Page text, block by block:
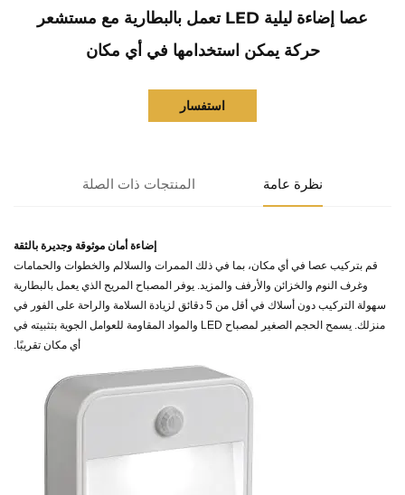
عصا إضاءة ليلية LED تعمل بالبطارية مع مستشعر
حركة يمكن استخدامها في أي مكان
استفسار
نظرة عامة المنتجات ذات الصلة
إضاءة أمان موثوقة وجديرة بالثقة
قم بتركيب عصا في أي مكان، بما في ذلك الممرات والسلالم والخطوات والحمامات
وغرف النوم والخزائن والأرفف والمزيد. يوفر المصباح المريح الذي يعمل بالبطارية
سهولة التركيب دون أسلاك في أقل من 5 دقائق لزيادة السلامة والراحة على الفور في
منزلك. يسمح الحجم الصغير لمصباح LED والمواد المقاومة للعوامل الجوية بتثبيته في
أي مكان تقريبًا.